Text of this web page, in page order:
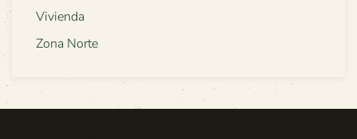
Vivienda
Zona Norte